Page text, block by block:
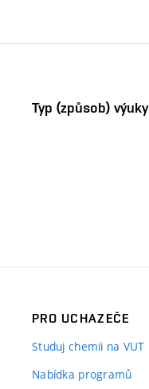
Typ (způsob) výuky
PRO UCHAZEČE
Studuj chemii na VUT
Nabídka programů